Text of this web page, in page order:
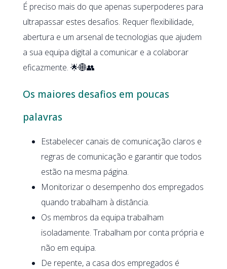
É preciso mais do que apenas superpoderes para
ultrapassar estes desafios. Requer flexibilidade,
abertura e um arsenal de tecnologias que ajudem
a sua equipa digital a comunicar e a colaborar
eficazmente. 🌟🌐👥
Os maiores desafios em poucas
palavras
Estabelecer canais de comunicação claros e
regras de comunicação e garantir que todos
estão na mesma página.
Monitorizar o desempenho dos empregados
quando trabalham à distância.
Os membros da equipa trabalham
isoladamente. Trabalham por conta própria e
não em equipa.
De repente, a casa dos empregados é